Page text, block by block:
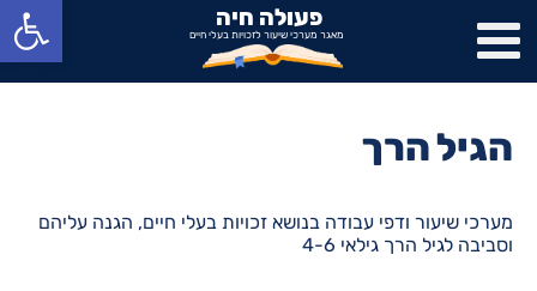
פתח סרגל נגישות פעולה חיה
מאגר מערכי שיעור לזכויות בעלי חיים
הגיל הרך
מערכי שיעור ודפי עבודה בנושא זכויות בעלי חיים, הגנה עליהם
וסביבה לגיל הרך גילאי 4-6